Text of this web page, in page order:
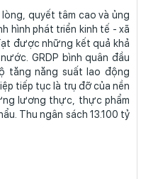
quyết tâm cao và ủng
hình phát triển kinh tế - xã
được những kết quả khả
GRDP bình quân đầu
tăng năng suất lao động
tiếp tục là trụ đỡ của nền
lương thực, thực phẩm
Thu ngân sách 13.100 tỷ